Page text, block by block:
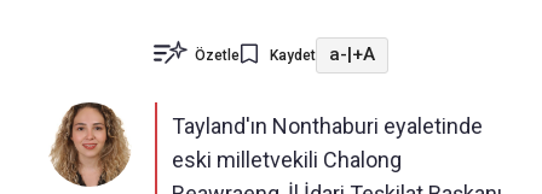
Özetle Kaydet a-|+A
Tayland'ın Nonthaburi eyaletinde
eski milletvekili Chalong